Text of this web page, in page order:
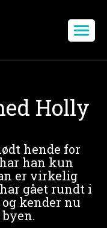
Holly
hende for
han kun
er virkelig
gået rundt i
kender nu